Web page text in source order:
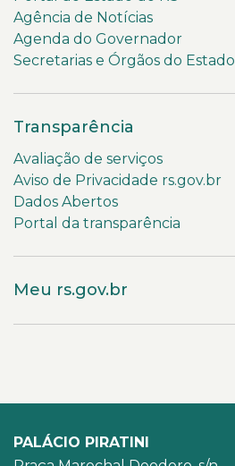
Agência de Notícias
Agenda do Governador
Secretarias e Órgãos do Estado
Transparência
Avaliação de serviços
Aviso de Privacidade rs.gov.br
Dados Abertos
Portal da transparência
Meu rs.gov.br
PALÁCIO PIRATINI